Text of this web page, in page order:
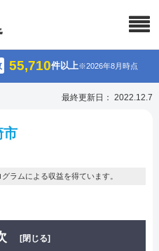
55,710件以上※2026年8月時点
最終更新日： 2022.12.7
市
ラムによる収益を得ています。
[閉じる]